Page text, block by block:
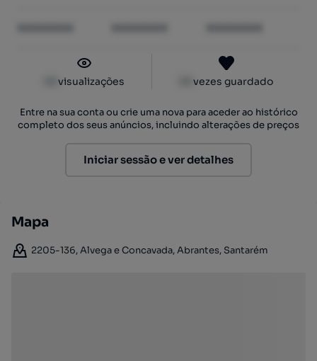
visualizações vezes guardado
Entre na sua conta ou crie uma nova para aceder ao histórico
completo dos seus anúncios, incluindo alterações de preços
Iniciar sessão e ver detalhes
Mapa
2205-136, Alvega e Concavada, Abrantes, Santarém